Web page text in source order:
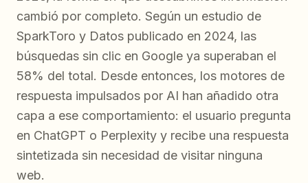
cambió por completo. Según un estudio de
SparkToro y Datos publicado en 2024, las
búsquedas sin clic en Google ya superaban el
58% del total. Desde entonces, los motores de
respuesta impulsados por AI han añadido otra
capa a ese comportamiento: el usuario pregunta
en ChatGPT o Perplexity y recibe una respuesta
sintetizada sin necesidad de visitar ninguna
web.